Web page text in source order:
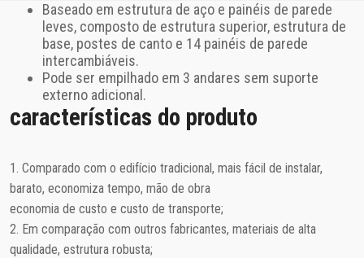
Baseado em estrutura de aço e painéis de parede
leves, composto de estrutura superior, estrutura de
base, postes de canto e 14 painéis de parede
intercambiáveis.
Pode ser empilhado em 3 andares sem suporte
externo adicional.
características do produto
1. Comparado com o edifício tradicional, mais fácil de instalar,
barato, economiza tempo, mão de obra
economia de custo e custo de transporte;
2. Em comparação com outros fabricantes, materiais de alta
qualidade, estrutura robusta;